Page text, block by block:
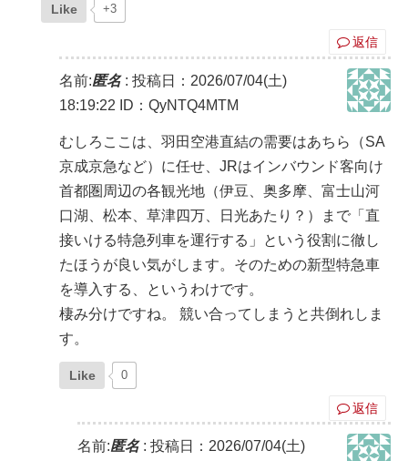
Like +3
返信
名前:匿名: 投稿日：2026/07/04(土)
18:19:22
ID：QyNTQ4MTM
むしろここは、羽田空港直結の需要はあちら（SA
京成京急など）に任せ、JRはインバウンド客向け
首都圏周辺の各観光地（伊豆、奥多摩、富士山河
口湖、松本、草津四万、日光あたり？）まで「直
接いける特急列車を運行する」という役割に徹し
たほうが良い気がします。そのための新型特急車
を導入する、というわけです。
棲み分けですね。 競い合ってしまうと共倒れしま
す。
Like 0
返信
名前:匿名: 投稿日：2026/07/04(土)